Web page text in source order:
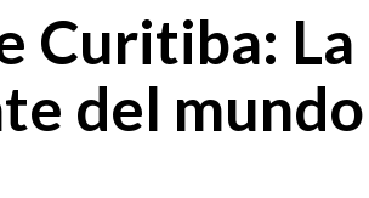
Curitiba: La
del